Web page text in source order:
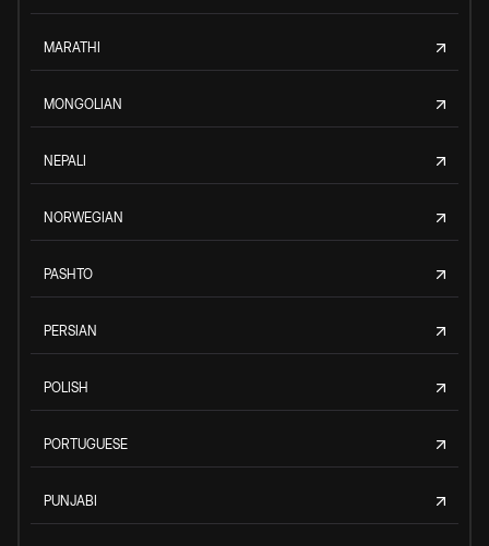
MARATHI
MONGOLIAN
NEPALI
NORWEGIAN
PASHTO
PERSIAN
POLISH
PORTUGUESE
PUNJABI